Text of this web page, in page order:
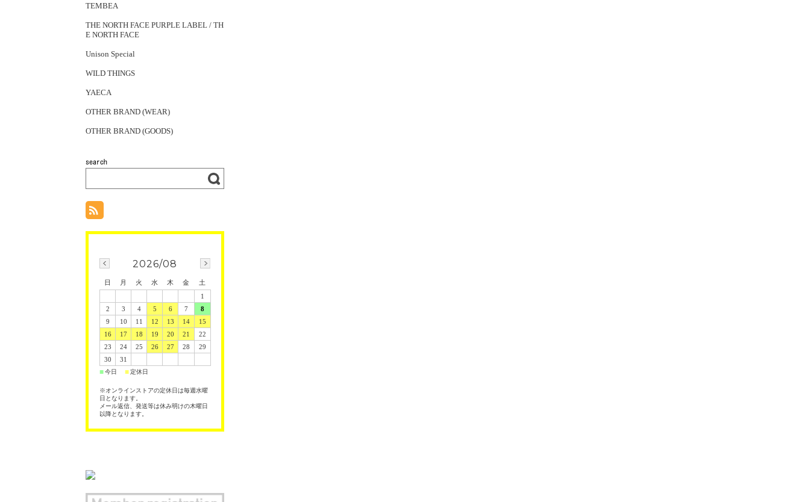
TEMBEA
THE NORTH FACE PURPLE LABEL / TH
E NORTH FACE
Unison Special
WILD THINGS
YAECA
OTHER BRAND (WEAR)
OTHER BRAND (GOODS)
2026/08
日 月 火 水 木 金
土
1
2
3 4 5 6 7
8
9
10 11 12 13 14
15
16
17 18 19 20 21
22
23
24 25 26 27 28
29
30
31
■今日 ■定休日
※オンラインストアの定休日は毎週水曜
日となります。
メール返信、発送等は休み明けの木曜日
以降となります。